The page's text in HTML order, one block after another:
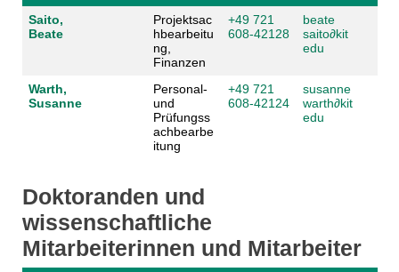
Saito,
Beate
Projektsac
hbearbeitu
ng,
Finanzen
+49 721
608-42128
beate
saito∂kit
edu
Warth,
Susanne
Personal-
und
Prüfungss
achbearbe
itung
+49 721
608-42124
susanne
warth∂kit
edu
Doktoranden und
wissenschaftliche
Mitarbeiterinnen und Mitarbeiter